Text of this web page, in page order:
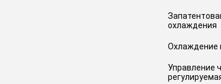
охлаждения
Охлаждение
Управление